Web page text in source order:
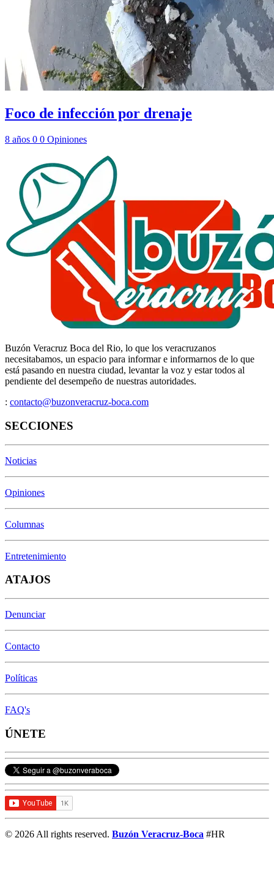
Foco de infección por drenaje
8 años 0 0 Opiniones
Buzón Veracruz Boca del Rio, lo que los veracruzanos
necesitabamos, un espacio para informar e informarnos de lo que
está pasando en nuestra ciudad, levantar la voz y estar todos al
pendiente del desempeño de nuestras autoridades.
: contacto@buzonveracruz-boca.com
SECCIONES
Noticias
Opiniones
Columnas
Entretenimiento
ATAJOS
Denunciar
Contacto
Políticas
FAQ's
ÚNETE
© 2026 All rights reserved. Buzón Veracruz-Boca #HR